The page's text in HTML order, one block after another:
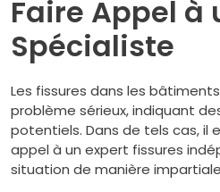
Faire Appel à
Spécialiste
Les fissures dans les
problème sérieux, indiquant
potentiels. Dans de tels cas, il
appel à un expert fissures
situation de manière